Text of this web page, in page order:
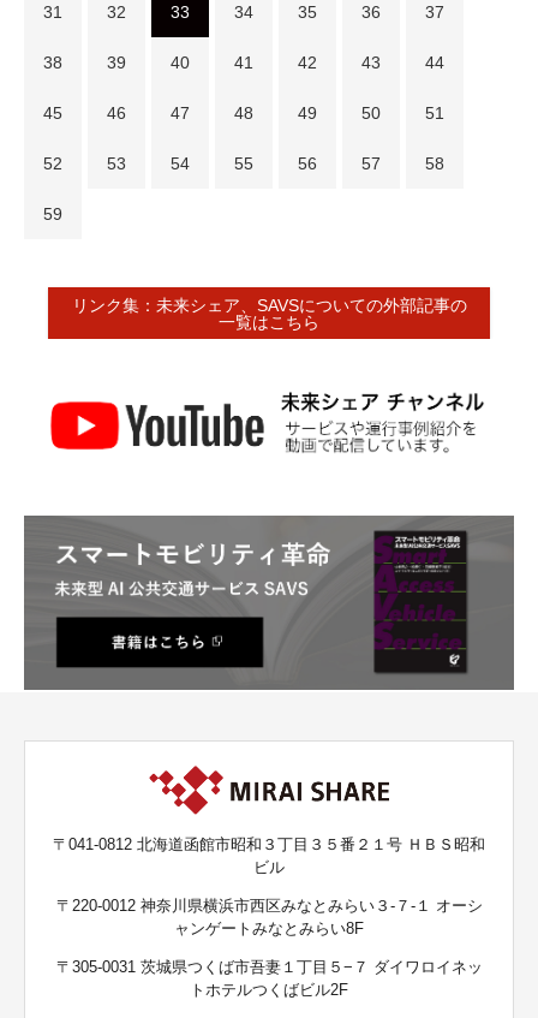
31 32 33 34 35 36 37
38 39 40 41 42 43 44
45 46 47 48 49 50 51
52 53 54 55 56 57 58
59
リンク集：未来シェア、SAVSについての外部記事の
一覧はこちら
〒041-0812 北海道函館市昭和３丁目３５番２１号 ＨＢＳ昭和
ビル
〒220-0012 神奈川県横浜市西区みなとみらい３-７-１ オーシ
ャンゲートみなとみらい8F
〒305-0031 茨城県つくば市吾妻１丁目５−７ ダイワロイネッ
トホテルつくばビル2F